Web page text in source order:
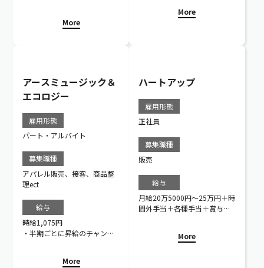
More
More
アースミュージック＆
エコロジー
雇用形態
パート・アルバイト
募集職種
アパレル販売、接客、商品整
理ect
給与
時給1,075円
・半期ごとに昇給のチャンス
More
ハートアップ
雇用形態
正社員
募集職種
販売
給与
月給20万5000円〜25万円＋時
間外手当＋各種手当＋賞与年2
ありの働き方を選択した場
More